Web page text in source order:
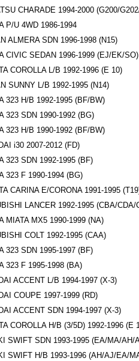
CHARADE 1994-2000 (G200/
P/U 4WD 1986-1994
ALMERA SDN 1996-1998 (N15)
CIVIC SEDAN 1996-1999 (EJ/EK/SO)
COROLLA L/B 1992-1996 (E 10)
SUNNY L/B 1992-1995 (N14)
323 H/B 1992-1995 (BF/BW)
323 SDN 1990-1992 (BG)
323 H/B 1990-1992 (BF/BW)
i30 2007-2012 (FD)
323 SDN 1992-1995 (BF)
323 F 1990-1994 (BG)
CARINA E/CORONA 1991-1995
LANCER 1992-1995 (CBA/CDA/
MIATA MX5 1990-1999 (NA)
COLT 1992-1995 (CAA)
323 SDN 1995-1997 (BF)
323 F 1995-1998 (BA)
ACCENT L/B 1994-1997 (X-3)
COUPE 1997-1999 (RD)
ACCENT SDN 1994-1997 (X-3)
COROLLA H/B (3/5D) 1992-1996 (E
SWIFT SDN 1993-1995 (EA/MA/AH/
SWIFT H/B 1993-1996 (AH/AJ/EA/